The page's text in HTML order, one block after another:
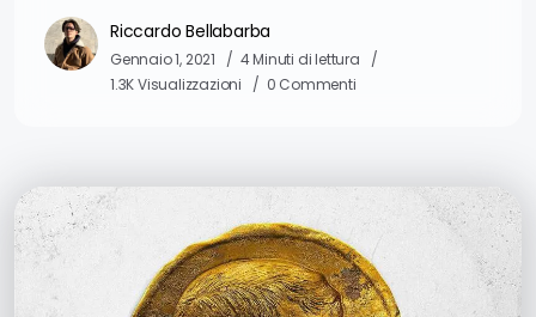
Riccardo Bellabarba
Gennaio 1, 2021
4 Minuti di lettura
1.3K Visualizzazioni
0 Commenti